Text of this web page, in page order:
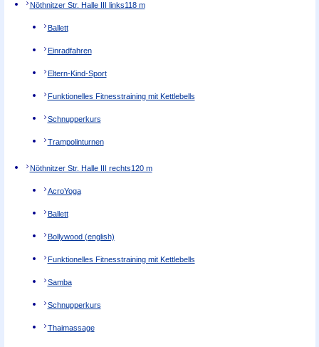
Nöthnitzer Str. Halle III links118 m
Ballett
Einradfahren
Eltern-Kind-Sport
Funktionelles Fitnesstraining mit Kettlebells
Schnupperkurs
Trampolinturnen
Nöthnitzer Str. Halle III rechts120 m
AcroYoga
Ballett
Bollywood (english)
Funktionelles Fitnesstraining mit Kettlebells
Samba
Schnupperkurs
Thaimassage